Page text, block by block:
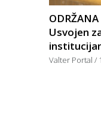
Usvojen
Valter Portal